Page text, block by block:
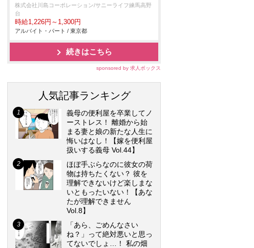
株式会社川島コーポレーション/サニーライフ練馬高野
台
時給1,226円～1,300円
アルバイト・パート / 東京都
続きはこちら
sponsored by 求人ボックス
人気記事ランキング
義母の便利屋を卒業してノ
ーストレス！ 離婚から始
まる妻と娘の新たな人生に
悔いはなし！【嫁を便利屋
扱いする義母 Vol.44】
ほぼ手ぶらなのに彼女の荷
物は持ちたくない？ 彼を
理解できないけど楽しまな
いともったいない！【あな
たが理解できません
Vol.8】
「あら、ごめんなさい
ね？」って絶対悪いと思っ
てないでしょ…！ 私の畑